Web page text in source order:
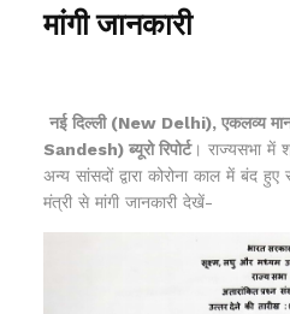
मांगी जानकारी
नई दिल्ली (New Delhi), एकलव्य
Sandesh) ब्यूरो रिपोर्ट। राज्यसभा में
अन्य सांसदों द्वारा कोरोना काल में बंद हुए
मंत्री से मांगी जानकारी देखें-